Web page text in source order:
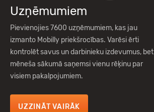
Uzņēmumiem
Pievienojies 7600 uzņēmumiem, kas jau
izmanto Mobilly priekšrocības. Varēsi ērti
kontrolēt savus un darbinieku izdevumus, bet
mēneša sākumā saņemsi vienu rēķinu par
visiem pakalpojumiem.
UZZINĀT VAIRĀK